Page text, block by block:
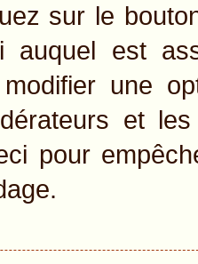
sur le
auquel est
modifier une
et
pour